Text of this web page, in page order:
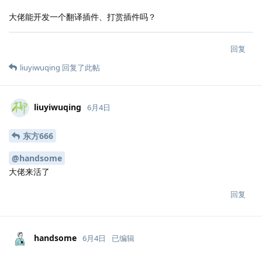
大佬能开发一个翻译插件、打赏插件吗？
回复
liuyiwuqing 回复了此帖
liuyiwuqing 6月4日
东方666
@handsome
大佬来活了
回复
handsome 6月4日 已编辑